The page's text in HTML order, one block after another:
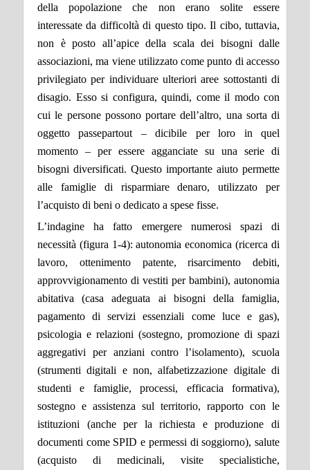
della popolazione che non erano solite essere
interessate da difficoltà di questo tipo. Il cibo, tuttavia,
non è posto all’apice della scala dei bisogni dalle
associazioni, ma viene utilizzato come punto di accesso
privilegiato per individuare ulteriori aree sottostanti di
disagio. Esso si configura, quindi, come il modo con
cui le persone possono portare dell’altro, una sorta di
oggetto passepartout – dicibile per loro in quel
momento – per essere agganciate su una serie di
bisogni diversificati. Questo importante aiuto permette
alle famiglie di risparmiare denaro, utilizzato per
l’acquisto di beni o dedicato a spese fisse.
L’indagine ha fatto emergere numerosi spazi di
necessità (figura 1-4): autonomia economica (ricerca di
lavoro, ottenimento patente, risarcimento debiti,
approvvigionamento di vestiti per bambini), autonomia
abitativa (casa adeguata ai bisogni della famiglia,
pagamento di servizi essenziali come luce e gas),
psicologia e relazioni (sostegno, promozione di spazi
aggregativi per anziani contro l’isolamento), scuola
(strumenti digitali e non, alfabetizzazione digitale di
studenti e famiglie, processi, efficacia formativa),
sostegno e assistenza sul territorio, rapporto con le
istituzioni (anche per la richiesta e produzione di
documenti come SPID e permessi di soggiorno), salute
(acquisto di medicinali, visite specialistiche,